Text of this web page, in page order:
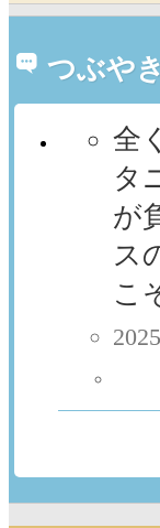
つぶや
全
タ
が
ス
こ